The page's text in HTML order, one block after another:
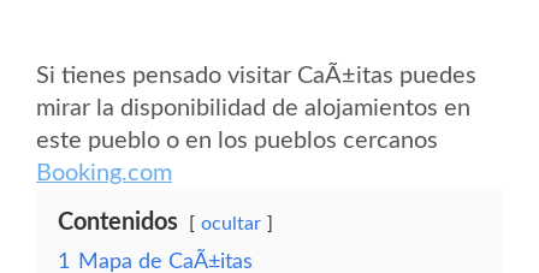
Si tienes pensado visitar CaÃ±itas puedes
mirar la disponibilidad de alojamientos en
este pueblo o en los pueblos cercanos
Booking.com
Contenidos ocultar
1
Mapa de CaÃ±itas